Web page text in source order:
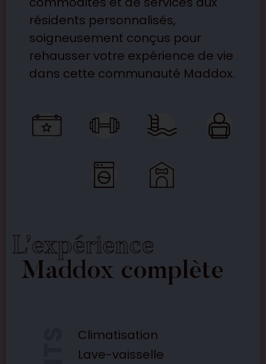
résidents personnalisés,
soigneusement conçus pour
rehausser votre expérience de vie
dans cette communauté Maddox.
L’expérience
Maddox complète
Climatisation
Lave-vaisselle